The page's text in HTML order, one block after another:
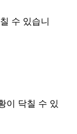
수 있습니
이 닥칠 수 있